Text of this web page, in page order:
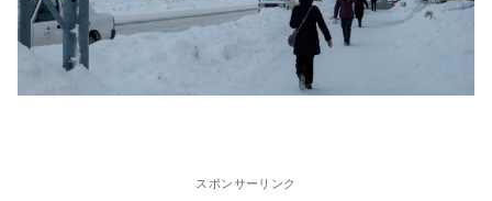
スポンサーリンク